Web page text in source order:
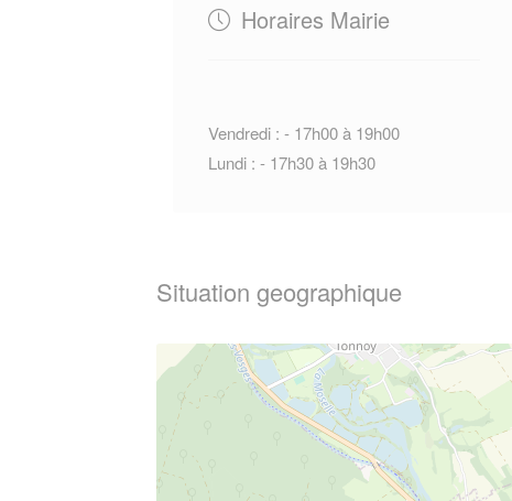
Horaires Mairie
Vendredi : - 17h00 à 19h00
Lundi : - 17h30 à 19h30
Situation geographique